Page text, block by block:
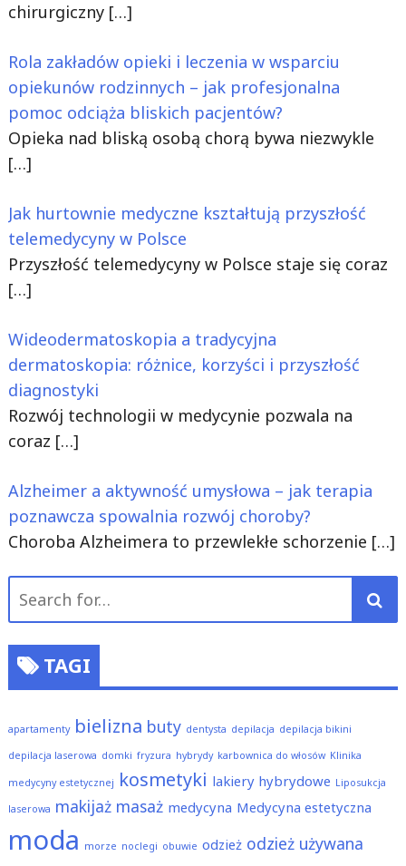
chirurgiczny […]
Rola zakładów opieki i leczenia w wsparciu
opiekunów rodzinnych – jak profesjonalna
pomoc odciąża bliskich pacjentów?
Opieka nad bliską osobą chorą bywa niezwykle
[…]
Jak hurtownie medyczne kształtują przyszłość
telemedycyny w Polsce
Przyszłość telemedycyny w Polsce staje się coraz
[…]
Wideodermatoskopia a tradycyjna
dermatoskopia: różnice, korzyści i przyszłość
diagnostyki
Rozwój technologii w medycynie pozwala na
coraz […]
Alzheimer a aktywność umysłowa – jak terapia
poznawcza spowalnia rozwój choroby?
Choroba Alzheimera to przewlekłe schorzenie […]
for:
TAGI
apartamenty bielizna buty dentysta depilacja depilacja bikini
depilacja laserowa domki fryzura hybrydy karbownica do włosów Klinika
medycyny estetycznej kosmetyki lakiery hybrydowe Liposukcja
laserowa makijaż masaż medycyna Medycyna estetyczna
moda morze noclegi obuwie odzież odzież używana